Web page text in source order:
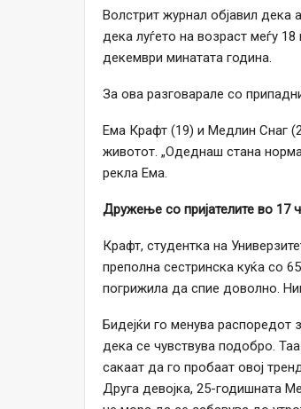
Волстрит журнал објавил дека
дека луѓето на возраст меѓу
декември минатата година.
За ова разговарале со
Ема Крафт (19) и Медлин Снаг
животот. „Одеднаш стана
рекла Ема.
Дружење со пријателите во 17
Крафт, студентка на
преполна сестринска куќа со
погрижила да спие доволно.
Бидејќи го менува распоредот
дека се чувствува подобро.
сакаат да го пробаат овој
Друга девојка, 25-годишната